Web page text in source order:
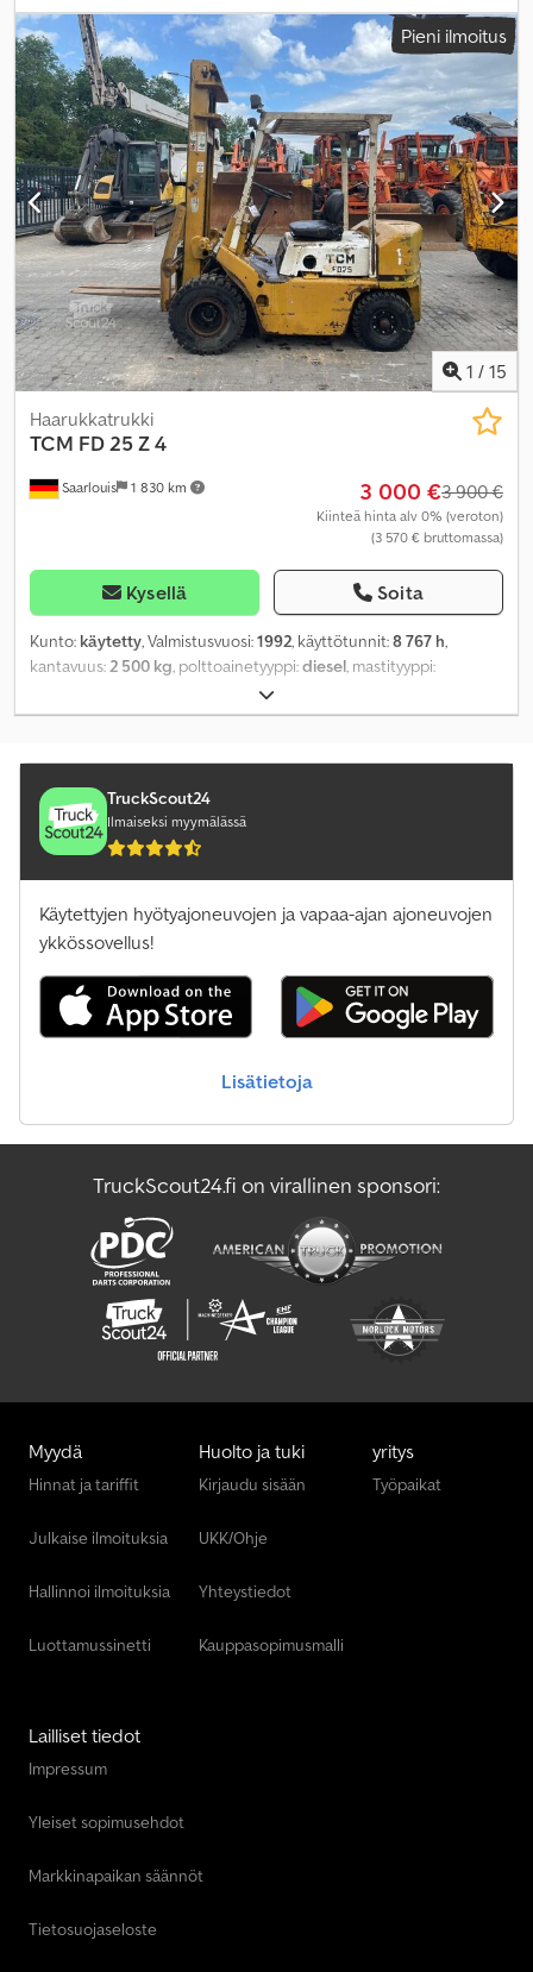
prosentti, väri:muu,
Pieni ilmoitus
1 / 15
Saarlouis 1 830 km
Haarukkatrukki
TCM FD 25 Z 4
3 000 €3 900 €
Kiinteä hinta alv 0% (veroton)
(3 570 € bruttomassa)
Kysellä Soita
Kunto: käytetty, Valmistusvuosi:1992, käyttötunnit:8 767 h,
kantavuus:2 500 kg, polttoainetyyppi:diesel, mastityyppi:
Isuzu
TruckScout24
Ilmaiseksi myymälässä
Käytettyjen hyötyajoneuvojen ja vapaa-ajan ajoneuvojen
ykkössovellus!
Lisätietoja
TruckScout24.fi on virallinen sponsori:
Myydä
Hinnat ja tariffit
Julkaise ilmoituksia
Hallinnoi ilmoituksia
Luottamussinetti
Huolto ja tuki
Kirjaudu sisään
UKK/Ohje
Yhteystiedot
Kauppasopimusmalli
yritys
Työpaikat
Lailliset tiedot
Impressum
Yleiset sopimusehdot
Markkinapaikan säännöt
Tietosuojaseloste